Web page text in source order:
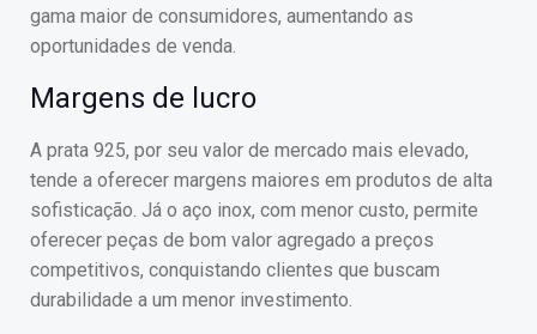
gama maior de consumidores, aumentando as
oportunidades de venda.
Margens de lucro
A prata 925, por seu valor de mercado mais elevado,
tende a oferecer margens maiores em produtos de alta
sofisticação. Já o aço inox, com menor custo, permite
oferecer peças de bom valor agregado a preços
competitivos, conquistando clientes que buscam
durabilidade a um menor investimento.